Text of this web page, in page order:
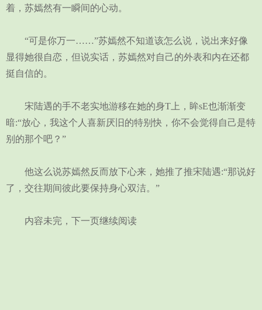
着，苏嫣然有一瞬间的心动。
“可是你万一……”苏嫣然不知道该怎么说，说出来好像
显得她很自恋，但说实话，苏嫣然对自己的外表和内在还都
挺自信的。
宋陆遇的手不老实地游移在她的身T上，眸sE也渐渐变
暗:“放心，我这个人喜新厌旧的特别快，你不会觉得自己是特
别的那个吧？”
他这么说苏嫣然反而放下心来，她推了推宋陆遇:“那说好
了，交往期间彼此要保持身心双洁。”
内容未完，下一页继续阅读